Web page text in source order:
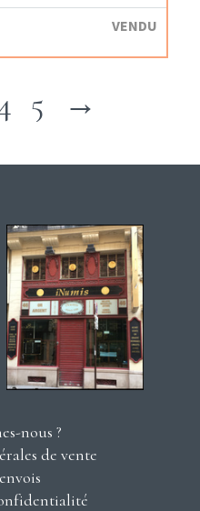
VENDU
5 →
nous ?
de vente